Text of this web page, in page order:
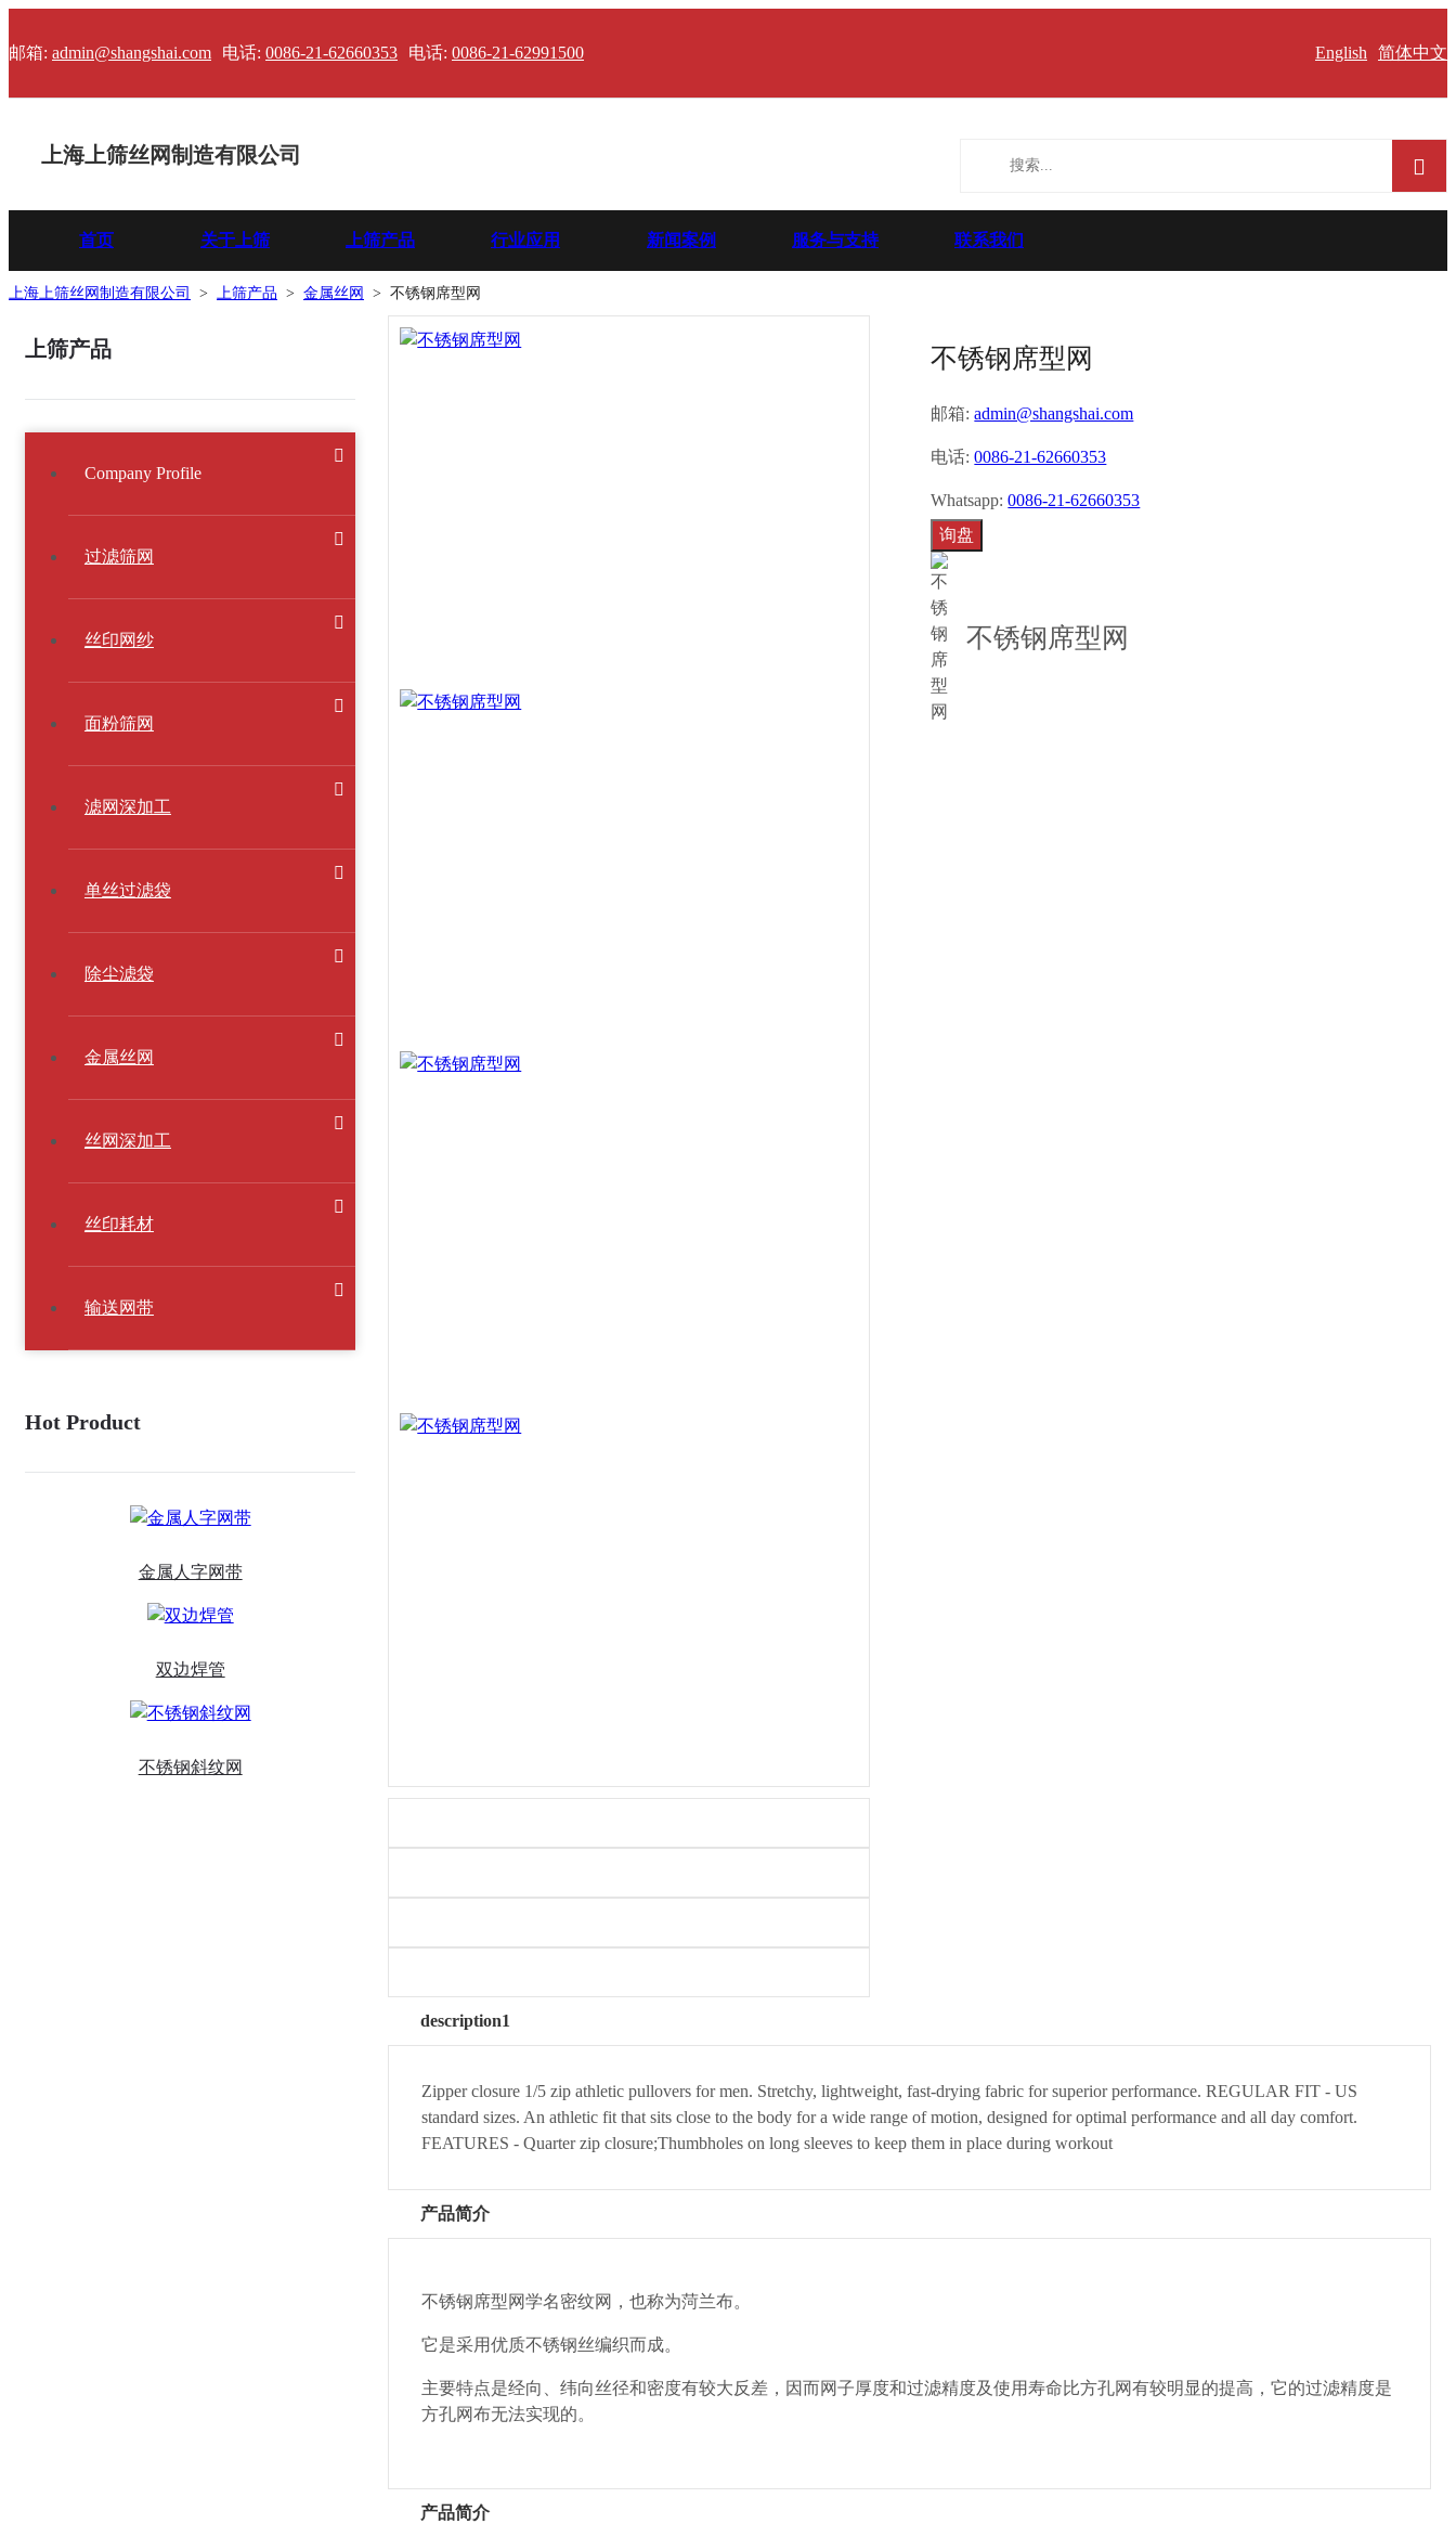
邮箱: admin@shangshai.com 电话: 0086-21-62660353 电话: 0086-21-62991500 English 简体中文
上海上筛丝网制造有限公司
首页 关于上筛 上筛产品 行业应用 新闻案例 服务与支持 联系我们
上海上筛丝网制造有限公司 > 上筛产品 > 金属丝网 > 不锈钢席型网
上筛产品
Company Profile
过滤筛网
丝印网纱
面粉筛网
滤网深加工
单丝过滤袋
除尘滤袋
金属丝网
丝网深加工
丝印耗材
输送网带
Hot Product
金属人字网带
双边焊管
不锈钢斜纹网
不锈钢席型网
邮箱: admin@shangshai.com
电话:0086-21-62660353
Whatsapp:0086-21-62660353
询盘
不锈钢席型网
description1
Zipper closure 1/5 zip athletic pullovers for men. Stretchy, lightweight, fast-drying fabric for superior performance. REGULAR FIT - US
standard sizes. An athletic fit that sits close to the body for a wide range of motion, designed for optimal performance and all day comfort.
FEATURES - Quarter zip closure;Thumbholes on long sleeves to keep them in place during workout
产品简介
不锈钢席型网学名密纹网，也称为菏兰布。
它是采用优质不锈钢丝编织而成。
主要特点是经向、纬向丝径和密度有较大反差，因而网子厚度和过滤精度及使用寿命比方孔网有较明显的提高，它的过滤精度是
方孔网布无法实现的。
产品简介